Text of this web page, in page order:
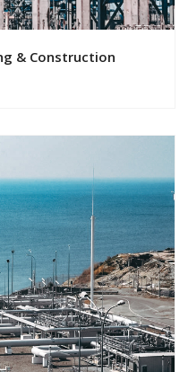
& Construction